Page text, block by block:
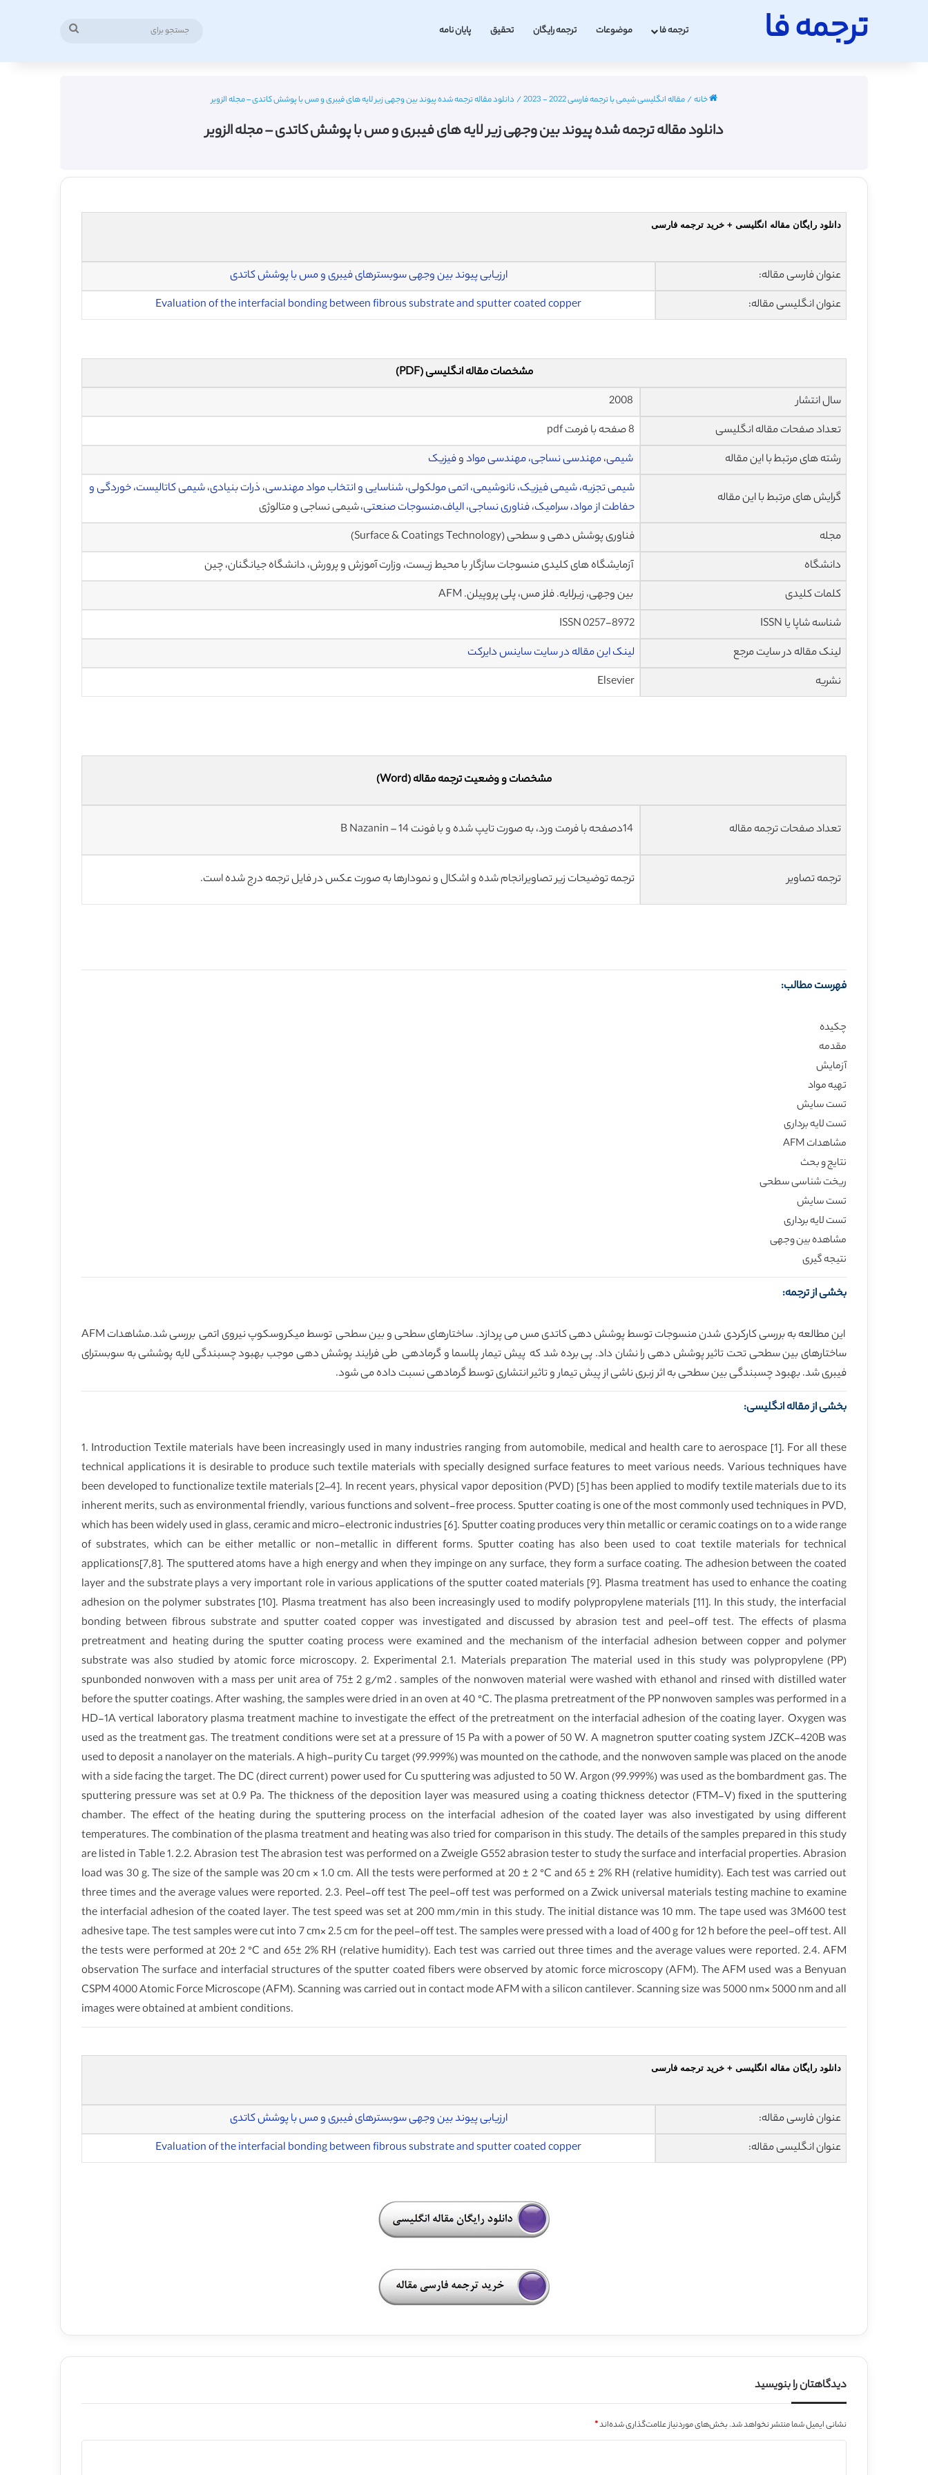
ترجمه فا ترجمه فا موضوعات ترجمه رایگان تحقیق پایان نامه
خانه/مقاله انگلیسی شیمی با ترجمه فارسی 2022 - 2023 / دانلود مقاله ترجمه شده پیوند بین وجهی زیر لایه های فیبری و مس با پوشش کاتدی – مجله الزویر
دانلود مقاله ترجمه شده پیوند بین وجهی زیر لایه های فیبری و مس با پوشش کاتدی – مجله الزویر
دانلود رایگان مقاله انگلیسی + خرید ترجمه فارسی
عنوان فارسی مقاله:
ارزیابی پیوند بین وجهی سوبسترهای فیبری و مس با پوشش کاتدی
عنوان انگلیسی مقاله:
Evaluation of the interfacial bonding between fibrous substrate and sputter coated copper
مشخصات مقاله انگلیسی (PDF)
سال انتشار
تعداد صفحات مقاله انگلیسی
8 صفحه با فرمت pdf
رشته های مرتبط با این مقاله
شیمی،مهندسی نساجی،مهندسی موادوفیزیک
گرایش های مرتبط با این مقاله
شیمی تجزیه،شیمی فیزیک،نانوشیمی،اتمی مولکولی،شناسایی و انتخاب مواد مهندسی، ذرات بنیادی،شیمی کاتالیست،خوردگی و
حفاطت از مواد،سرامیک،فناوری نساجی،الیاف،منسوجات صنعتی، شیمی نساجی و متالوژی
مجله
فناوری پوشش دهی و سطحی (Surface & Coatings Technology)
دانشگاه
آزمایشگاه های کلیدی منسوجات سازگار با محیط زیست، وزارت آموزش و پرورش، دانشگاه جیانگنان، چین
کلمات کلیدی
بین وجهی، زیرلایه. فلز مس، پلی پروپیلن. AFM
شناسه شاپا یا ISSN
ISSN 0257-8972
لینک مقاله در سایت مرجع
لینک این مقاله در سایت ساینس دایرکت
نشریه
Elsevier
مشخصات و وضعیت ترجمه مقاله (Word)
تعداد صفحات ترجمه مقاله
ترجمه تصاویر ترجمه توضیحات زیر تصاویر انجام شده و اشکال و نمودارها به صورت عکس در فایل ترجمه درج شده است.
فهرست مطالب:
چکیده
مقدمه
آزمایش
تهیه مواد
تست سایش
تست لایه برداری
مشاهدات AFM
نتایج و بحث
ریخت شناسی سطحی
تست سایش
تست لایه برداری
مشاهده بین وجهی
نتیجه گیری
بخشی از ترجمه:
این مطالعه به بررسی کارکردی شدن منسوجات توسط پوشش دهی کاتدی مس می پردازد. ساختارهای سطحی و بین سطحی توسط میکروسکوپ نیروی اتمی بررسی شد.مشاهدات AFM
ساختارهای بین سطحی تحت تاثیر پوشش دهی را نشان داد. پی برده شد که پیش تیمار پلاسما و گرمادهی طی فرایند پوشش دهی موجب بهبود چسبندگی لایه پوششی به سوبسترای
فیبری شد. بهبود چسبندگی بین سطحی به اثر زبری ناشی از پیش تیمار و تاثیر انتشاری توسط گرمادهی نسبت داده می شود.
بخشی از مقاله انگلیسی:
1. Introduction Textile materials have been increasingly used in many industries ranging from automobile, medical and health care to aerospace [1]. For all these
technical applications it is desirable to produce such textile materials with specially designed surface features to meet various needs. Various techniques have
been developed to functionalize textile materials [2–4]. In recent years, physical vapor deposition (PVD) [5] has been applied to modify textile materials due to its
inherent merits, such as environmental friendly, various functions and solvent-free process. Sputter coating is one of the most commonly used techniques in PVD,
which has been widely used in glass, ceramic and micro-electronic industries [6]. Sputter coating produces very thin metallic or ceramic coatings on to a wide range
of substrates, which can be either metallic or non-metallic in different forms. Sputter coating has also been used to coat textile materials for technical
applications[7,8]. The sputtered atoms have a high energy and when they impinge on any surface, they form a surface coating. The adhesion between the coated
layer and the substrate plays a very important role in various applications of the sputter coated materials [9]. Plasma treatment has used to enhance the coating
adhesion on the polymer substrates [10]. Plasma treatment has also been increasingly used to modify polypropylene materials [11]. In this study, the interfacial
bonding between fibrous substrate and sputter coated copper was investigated and discussed by abrasion test and peel-off test. The effects of plasma
pretreatment and heating during the sputter coating process were examined and the mechanism of the interfacial adhesion between copper and polymer
substrate was also studied by atomic force microscopy. 2. Experimental 2.1. Materials preparation The material used in this study was polypropylene (PP)
spunbonded nonwoven with a mass per unit area of 75± 2 g/m2 . samples of the nonwoven material were washed with ethanol and rinsed with distilled water
before the sputter coatings. After washing, the samples were dried in an oven at 40 °C. The plasma pretreatment of the PP nonwoven samples was performed in a
HD-1A vertical laboratory plasma treatment machine to investigate the effect of the pretreatment on the interfacial adhesion of the coating layer. Oxygen was
used as the treatment gas. The treatment conditions were set at a pressure of 15 Pa with a power of 50 W. A magnetron sputter coating system JZCK-420B was
used to deposit a nanolayer on the materials. A high-purity Cu target (99.999%) was mounted on the cathode, and the nonwoven sample was placed on the anode
with a side facing the target. The DC (direct current) power used for Cu sputtering was adjusted to 50 W. Argon (99.999%) was used as the bombardment gas. The
sputtering pressure was set at 0.9 Pa. The thickness of the deposition layer was measured using a coating thickness detector (FTM-V) fixed in the sputtering
chamber. The effect of the heating during the sputtering process on the interfacial adhesion of the coated layer was also investigated by using different
temperatures. The combination of the plasma treatment and heating was also tried for comparison in this study. The details of the samples prepared in this study
are listed in Table 1. 2.2. Abrasion test The abrasion test was performed on a Zweigle G552 abrasion tester to study the surface and interfacial properties. Abrasion
load was 30 g. The size of the sample was 20 cm × 1.0 cm. All the tests were performed at 20 ± 2 °C and 65 ± 2% RH (relative humidity). Each test was carried out
three times and the average values were reported. 2.3. Peel-off test The peel-off test was performed on a Zwick universal materials testing machine to examine
the interfacial adhesion of the coated layer. The test speed was set at 200 mm/min in this study. The initial distance was 10 mm. The tape used was 3M600 test
adhesive tape. The test samples were cut into 7 cm× 2.5 cm for the peel-off test. The samples were pressed with a load of 400 g for 12 h before the peel-off test. All
the tests were performed at 20± 2 °C and 65± 2% RH (relative humidity). Each test was carried out three times and the average values were reported. 2.4. AFM
observation The surface and interfacial structures of the sputter coated fibers were observed by atomic force microscopy (AFM). The AFM used was a Benyuan
CSPM 4000 Atomic Force Microscope (AFM). Scanning was carried out in contact mode AFM with a silicon cantilever. Scanning size was 5000 nm× 5000 nm and all
images were obtained at ambient conditions.
دانلود رایگان مقاله انگلیسی + خرید ترجمه فارسی
عنوان فارسی مقاله:
ارزیابی پیوند بین وجهی سوبسترهای فیبری و مس با پوشش کاتدی
عنوان انگلیسی مقاله:
Evaluation of the interfacial bonding between fibrous substrate and sputter coated copper
دیدگاهتان را بنویسید
نشانی ایمیل شما منتشر نخواهد شد.بخش‌های موردنیاز علامت‌گذاری شده‌اند*